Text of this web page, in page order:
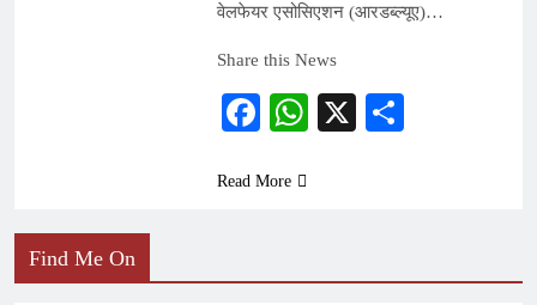
वेलफेयर एसोसिएशन (आरडब्ल्यूए)…
Share this News
Facebook
WhatsApp
X
Read More
Find Me On